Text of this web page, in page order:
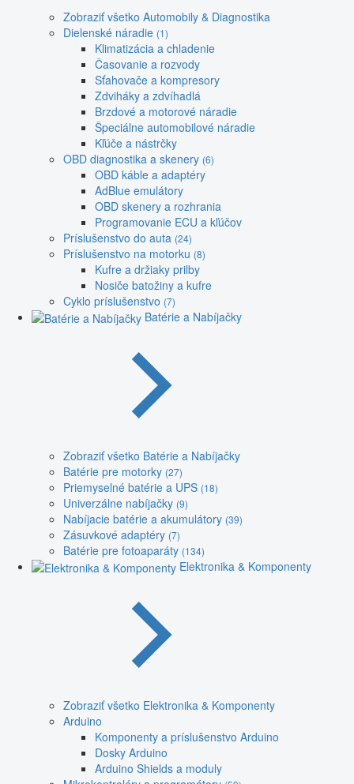
Zobraziť všetko Automobily & Diagnostika
Dielenské náradie (1)
Klimatizácia a chladenie
Časovanie a rozvody
Sťahovače a kompresory
Zdviháky a zdvíhadlá
Brzdové a motorové náradie
Špeciálne automobilové náradie
Kľúče a nástrčky
OBD diagnostika a skenery (6)
OBD káble a adaptéry
AdBlue emulátory
OBD skenery a rozhrania
Programovanie ECU a kľúčov
Príslušenstvo do auta (24)
Príslušenstvo na motorku (8)
Kufre a držiaky prilby
Nosiče batožiny a kufre
Cyklo príslušenstvo (7)
Batérie a Nabíjačky
Zobraziť všetko Batérie a Nabíjačky
Batérie pre motorky (27)
Priemyselné batérie a UPS (18)
Univerzálne nabíjačky (9)
Nabíjacie batérie a akumulátory (39)
Zásuvkové adaptéry (7)
Batérie pre fotoaparáty (134)
Elektronika & Komponenty
Zobraziť všetko Elektronika & Komponenty
Arduino
Komponenty a príslušenstvo Arduino
Dosky Arduino
Arduino Shields a moduly